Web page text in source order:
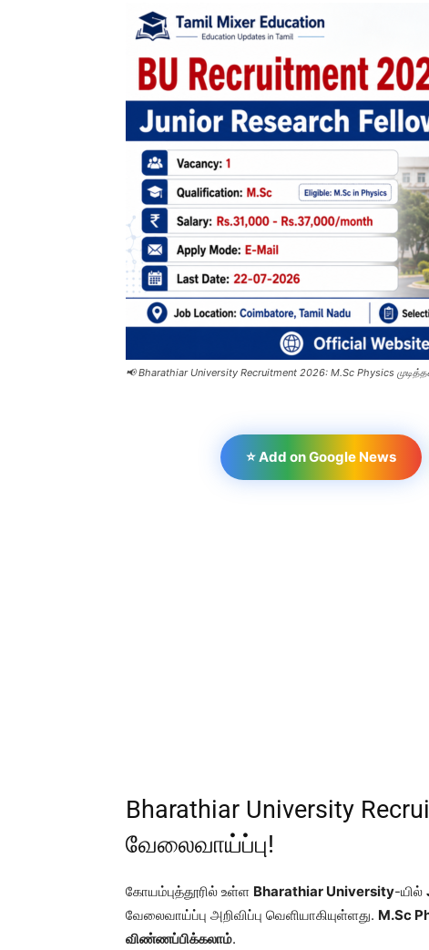
📢 Bharathiar University Recruitment 2026: M.Sc Physics
⭐ Add on Google News
Bharathiar University
வேலைவாய்ப்பு!
கோயம்புத்தூரில் உள்ள Bharathiar University-யில்
வேலைவாய்ப்பு அறிவிப்பு வெளியாகியுள்ளது. M.Sc
விண்ணப்பிக்கலாம்.